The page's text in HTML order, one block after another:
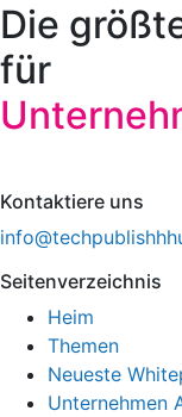
Die
für
Kontaktiere uns
Seitenverzeichnis
Heim
Themen
Neueste
Unternehmen